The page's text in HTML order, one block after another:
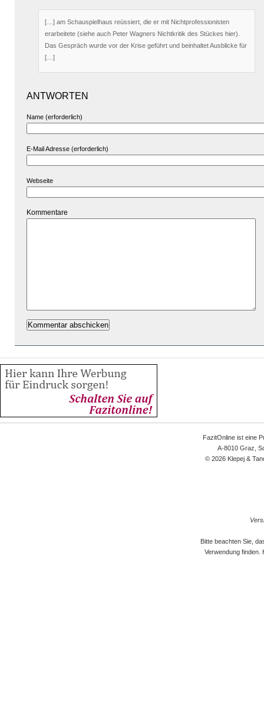
[…] am Schauspielhaus reüssiert, die er mit Nichtprofessionisten
erarbeitete (siehe auch Peter Wagners Nichtkritik des Stückes hier).
Das Gespräch wurde vor der Krise geführt und beinhaltet Ausblicke für
[…]
ANTWORTEN
Name (erforderlich)
E-Mail Adresse (erforderlich)
Webseite
Kommentare
FazitOnline ist eine
A-8010 Graz,
© 2026 Klepej &
Bitte beachten Sie,
Verwendung finden.